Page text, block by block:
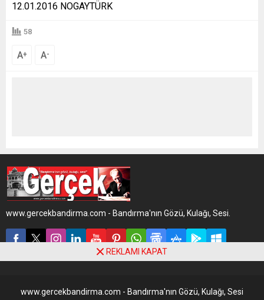
12.01.2016 NOGAYTÜRK
58
A+ A-
www.gercekbandirma.com - Bandırma'nın Gözü, Kulağı, Sesi.
www.gercekbandirma.com - Bandırma'nın Gözü, Kulağı, Sesi
REKLAMI KAPAT